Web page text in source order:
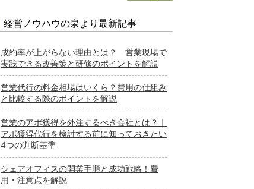
経営ノウハウの泉より最新記事
成約率が上がらない理由とは？ 営業現場で
実践できる改善策と研修のポイントを解説
営業代行の料金相場はいくら？費用の仕組み
と比較する際のポイントを解説
営業のアポ獲得を外注するべき会社とは？｜
アポ獲得代行を検討する前に知っておきたい
4つの判断基準
シェアオフィスの開業手順と成功戦略！費
用・注意点を解説